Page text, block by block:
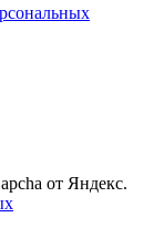
от Яндекс.